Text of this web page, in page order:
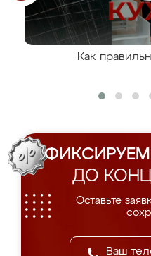
Как
ФИКСИРУЕМ
ДО
Оставьте